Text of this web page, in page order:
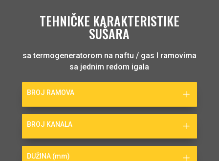
TEHNIČKE KARAKTERISTIKE
SUŠARA
sa termogeneratorom na naftu / gas I ramovima
sa jednim redom igala
BROJ RAMOVA
BROJ KANALA
DUŽINA (mm)